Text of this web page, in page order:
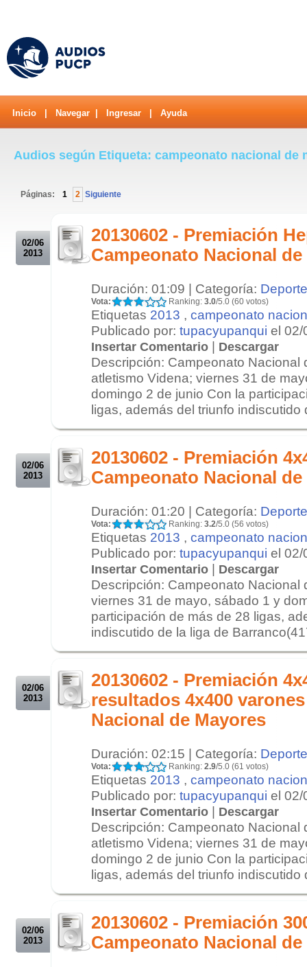
Inicio Navegar Ingresar Ayuda
Audios según Etiqueta: campeonato nacional de
Páginas: 1 2 Siguiente
02/06
2013
20130602 - Premiación
Campeonato Nacional de
Duración: 01:09 | Categoría:
Vota: Ranking: 3.0/5.0 (60 votos)
Etiquetas 2013 , campeonato
Publicado por: tupacyupanqui el 02/
Insertar Comentario | Descargar
Descripción: Campeonato Nacional
atletismo Videna; viernes 31 de
domingo 2 de junio Con la
ligas, además del triunfo indiscutido
02/06
2013
20130602 - Premiación
Campeonato Nacional de
Duración: 01:20 | Categoría:
Vota: Ranking: 3.2/5.0 (56 votos)
Etiquetas 2013 , campeonato
Publicado por: tupacyupanqui el 02/
Insertar Comentario | Descargar
Descripción: Campeonato Nacional
viernes 31 de mayo, sábado 1 y
participación de más de 28 ligas,
indiscutido de la liga de
02/06
2013
20130602 - Premiación
resultados 4x400
Nacional de Mayores
Duración: 02:15 | Categoría:
Vota: Ranking: 2.9/5.0 (61 votos)
Etiquetas 2013 , campeonato
Publicado por: tupacyupanqui el 02/
Insertar Comentario | Descargar
Descripción: Campeonato Nacional
atletismo Videna; viernes 31 de
domingo 2 de junio Con la
ligas, además del triunfo indiscutido
02/06
2013
20130602 - Premiación
Campeonato Nacional de